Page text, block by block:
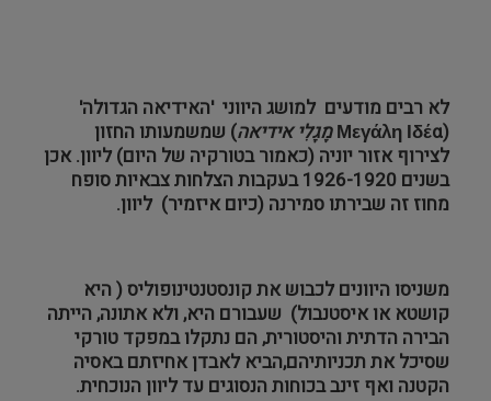
לא רבים מודעים למושג היווני 'האידיאה הגדולה'
(
Μεγάλη Ιδέαמֶגָלִי אידיאה) שמשמעותו החזון
לצירוף אזור יוניה (כאמור בטורקיה של היום) ליוון. אכן
בשנים 1926-1920 בעקבות הצלחות צבאיות סופח
מחוז זה שבירתו סמירנה (כיום איזמיר) ליוון.
משניסו היוונים לכבוש את קונסטנטינופוליס ( היא
קושטא או איסטנבול) שעבורם היא, ולא אתונה, הייתה
הבירה הדתית והיסטורית, הם נתקלו במפקד טורקי
שסיכל את תכניותיהם,הביא לאבדן אחיזתם באסיה
הקטנה ואף זינב בכוחות הנסוגים עד ליוון הנוכחית.